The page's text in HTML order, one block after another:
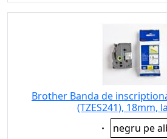
Brother Banda de
(TZES241), 18mm,
Eigenschaft:
negru pe